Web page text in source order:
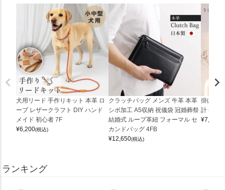
犬用リード 手作りキット 本革 ロ
ープ レザークラフト DIY ハンド
メイド 初心者 7F
¥6,200(税込)
クラッチバッグ メンズ 牛革 本革
シボ加工 A5収納 祝儀袋 冠婚葬祭
結婚式 ループ革紐 フォーマル セ
カンドバッグ 4FB
¥12,650(税込)
掛け時
計
¥7,150
ランキング